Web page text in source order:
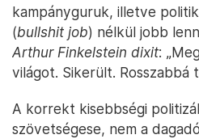
kampányguruk, illetve
(bullshit job) nélkül jobb
Arthur Finkelstein dixit:
világot. Sikerült. Rosszabbá
A korrekt kisebbségi
szövetségese, nem a